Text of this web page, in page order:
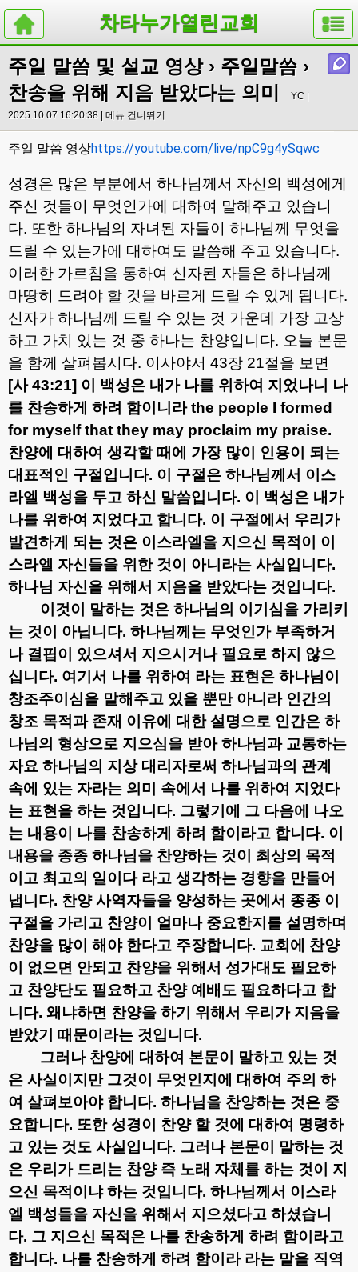
차타누가열린교회
주일 말씀 및 설교 영상› 주일말씀 ›
찬송을 위해 지음 받았다는 의미
YC |
2025.10.07 16:20:38 | 메뉴 건너뛰기
주일 말씀 영상https://youtube.com/live/npC9g4ySqwc
성경은 많은 부분에서 하나님께서 자신의 백성에게
주신 것들이 무엇인가에 대하여 말해주고 있습니
다. 또한 하나님의 자녀된 자들이 하나님께 무엇을
드릴 수 있는가에 대하여도 말씀해 주고 있습니다.
이러한 가르침을 통하여 신자된 자들은 하나님께
마땅히 드려야 할 것을 바르게 드릴 수 있게 됩니다.
신자가 하나님께 드릴 수 있는 것 가운데 가장 고상
하고 가치 있는 것 중 하나는 찬양입니다. 오늘 본문
을 함께 살펴봅시다. 이사야서 43장 21절을 보면
[사43:21] 이 백성은 내가 나를 위하여 지었나니 나
를 찬송하게 하려 함이니라the people I formed
for myself that they may proclaim my praise.
찬양에 대하여 생각할 때에 가장 많이 인용이 되는
대표적인 구절입니다. 이 구절은 하나님께서 이스
라엘 백성을 두고 하신 말씀입니다. 이 백성은 내가
나를 위하여 지었다고 합니다. 이 구절에서 우리가
발견하게 되는 것은 이스라엘을 지으신 목적이 이
스라엘 자신들을 위한 것이 아니라는 사실입니다.
하나님 자신을 위해서 지음을 받았다는 것입니다.
이것이 말하는 것은 하나님의 이기심을 가리키
는 것이 아닙니다. 하나님께는 무엇인가 부족하거
나 결핍이 있으셔서 지으시거나 필요로 하지 않으
십니다. 여기서 나를 위하여 라는 표현은 하나님이
창조주이심을 말해주고 있을 뿐만 아니라 인간의
창조 목적과 존재 이유에 대한 설명으로 인간은 하
나님의 형상으로 지으심을 받아 하나님과 교통하는
자요 하나님의 지상 대리자로써 하나님과의 관계
속에 있는 자라는 의미 속에서 나를 위하여 지었다
는 표현을 하는 것입니다. 그렇기에 그 다음에 나오
는 내용이 나를 찬송하게 하려 함이라고 합니다. 이
내용을 종종 하나님을 찬양하는 것이 최상의 목적
이고 최고의 일이다 라고 생각하는 경향을 만들어
냅니다. 찬양 사역자들을 양성하는 곳에서 종종 이
구절을 가리고 찬양이 얼마나 중요한지를 설명하며
찬양을 많이 해야 한다고 주장합니다. 교회에 찬양
이 없으면 안되고 찬양을 위해서 성가대도 필요하
고 찬양단도 필요하고 찬양 예배도 필요하다고 합
니다. 왜냐하면 찬양을 하기 위해서 우리가 지음을
받았기 때문이라는 것입니다.
그러나 찬양에 대하여 본문이 말하고 있는 것
은 사실이지만 그것이 무엇인지에 대하여 주의 하
여 살펴보아야 합니다. 하나님을 찬양하는 것은 중
요합니다. 또한 성경이 찬양 할 것에 대하여 명령하
고 있는 것도 사실입니다. 그러나 본문이 말하는 것
은 우리가 드리는 찬양 즉 노래 자체를 하는 것이 지
으신 목적이냐 하는 것입니다. 하나님께서 이스라
엘 백성들을 자신을 위해서 지으셨다고 하셨습니
다. 그 지으신 목적은 나를 찬송하게 하려 함이라고
합니다. 나를 찬송하게 하려 함이라 라는 말을 직역